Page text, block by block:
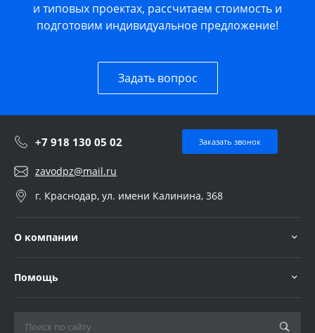
и типовых проектах, рассчитаем стоимость и
подготовим индивидуальное предложение!
Задать вопрос
+7 918 130 05 02 Заказать звонок
zavodpz@mail.ru
г. Краснодар, ул. имени Калинина, 368
О компании
Помощь